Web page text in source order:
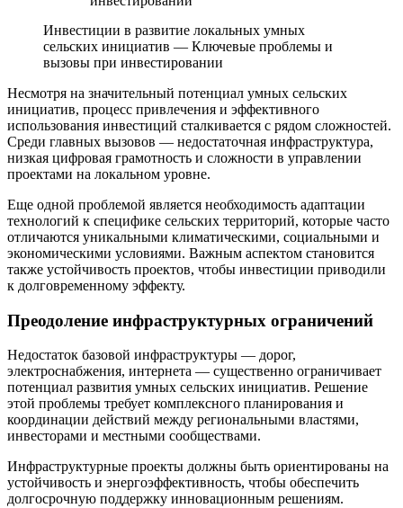
Инвестиции в развитие локальных умных
сельских инициатив — Ключевые проблемы и
вызовы при инвестировании
Несмотря на значительный потенциал умных сельских
инициатив, процесс привлечения и эффективного
использования инвестиций сталкивается с рядом сложностей.
Среди главных вызовов — недостаточная инфраструктура,
низкая цифровая грамотность и сложности в управлении
проектами на локальном уровне.
Еще одной проблемой является необходимость адаптации
технологий к специфике сельских территорий, которые часто
отличаются уникальными климатическими, социальными и
экономическими условиями. Важным аспектом становится
также устойчивость проектов, чтобы инвестиции приводили
к долговременному эффекту.
Преодоление инфраструктурных ограничений
Недостаток базовой инфраструктуры — дорог,
электроснабжения, интернета — существенно ограничивает
потенциал развития умных сельских инициатив. Решение
этой проблемы требует комплексного планирования и
координации действий между региональными властями,
инвесторами и местными сообществами.
Инфраструктурные проекты должны быть ориентированы на
устойчивость и энергоэффективность, чтобы обеспечить
долгосрочную поддержку инновационным решениям.